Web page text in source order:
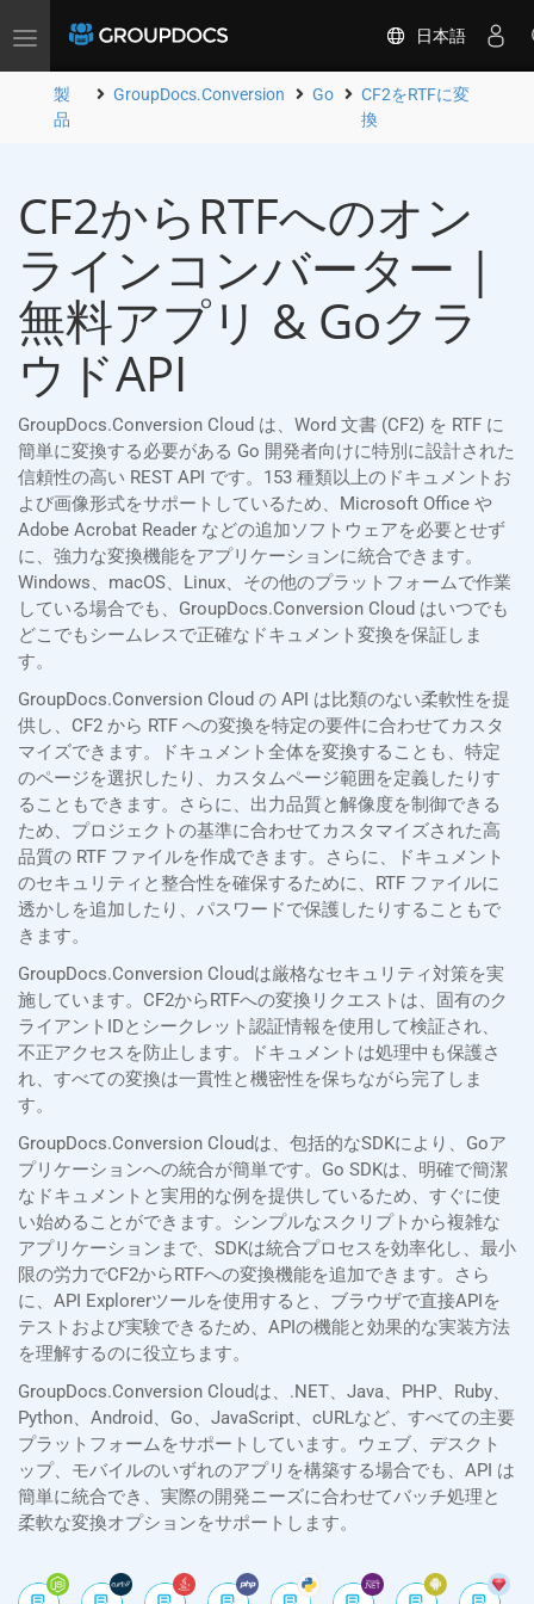
Toggle
日本語
製
品
GroupDocs.Conversion Go
CF2をRTFに変
換
CF2からRTFへのオン
ラインコンバーター |
無料アプリ & Goクラ
ウドAPI
GroupDocs.Conversion Cloud は、Word 文書 (CF2) を RTF に
簡単に変換する必要がある Go 開発者向けに特別に設計された
信頼性の高い REST API です。153 種類以上のドキュメントお
よび画像形式をサポートしているため、Microsoft Office や
Adobe Acrobat Reader などの追加ソフトウェアを必要とせず
に、強力な変換機能をアプリケーションに統合できます。
Windows、macOS、Linux、その他のプラットフォームで作業
している場合でも、GroupDocs.Conversion Cloud はいつでも
どこでもシームレスで正確なドキュメント変換を保証しま
す。
GroupDocs.Conversion Cloud の API は比類のない柔軟性を提
供し、CF2 から RTF への変換を特定の要件に合わせてカスタ
マイズできます。ドキュメント全体を変換することも、特定
のページを選択したり、カスタムページ範囲を定義したりす
ることもできます。さらに、出力品質と解像度を制御できる
ため、プロジェクトの基準に合わせてカスタマイズされた高
品質の RTF ファイルを作成できます。さらに、ドキュメント
のセキュリティと整合性を確保するために、RTF ファイルに
透かしを追加したり、パスワードで保護したりすることもで
きます。
GroupDocs.Conversion Cloudは厳格なセキュリティ対策を実
施しています。CF2からRTFへの変換リクエストは、固有のク
ライアントIDとシークレット認証情報を使用して検証され、
不正アクセスを防止します。ドキュメントは処理中も保護さ
れ、すべての変換は一貫性と機密性を保ちながら完了しま
す。
GroupDocs.Conversion Cloudは、包括的なSDKにより、Goア
プリケーションへの統合が簡単です。Go SDKは、明確で簡潔
なドキュメントと実用的な例を提供しているため、すぐに使
い始めることができます。シンプルなスクリプトから複雑な
アプリケーションまで、SDKは統合プロセスを効率化し、最小
限の労力でCF2からRTFへの変換機能を追加できます。さら
に、API Explorerツールを使用すると、ブラウザで直接APIを
テストおよび実験できるため、APIの機能と効果的な実装方法
を理解するのに役立ちます。
GroupDocs.Conversion Cloudは、.NET、Java、PHP、Ruby、
Python、Android、Go、JavaScript、cURLなど、すべての主要
プラットフォームをサポートしています。ウェブ、デスクト
ップ、モバイルのいずれのアプリを構築する場合でも、API は
簡単に統合でき、実際の開発ニーズに合わせてバッチ処理と
柔軟な変換オプションをサポートします。